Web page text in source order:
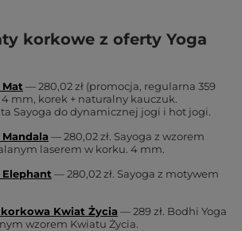
korkowe z oferty Yoga
— 280,02 zł (promocja, regularna 359
4 mm, korek + naturalny kauczuk.
Sayoga do dynamicznej jogi i hot jogi.
— 280,02 zł. Sayoga z wzorem
laserem w korku. 4 mm.
— 280,02 zł. Sayoga z motywem
Kwiat Życia — 289 zł. Bodhi Yoga
wzorem Kwiatu Życia.